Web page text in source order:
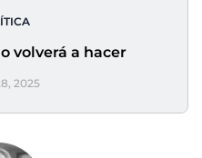
volverá a hacer
2025